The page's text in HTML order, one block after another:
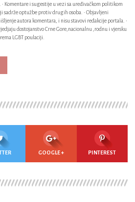
Komentare i sugestije u vezi sa uređivačkom politikom
sadrže optužbe protiv drugih osoba. • Objavljeni
autora komentara, i nisu stavovi redakcije portala. •
dostojanstvo Crne Gore,nacionalnu ,rodnu i vjersku
LGBT poulaciji.
GOOGLE + PINTEREST